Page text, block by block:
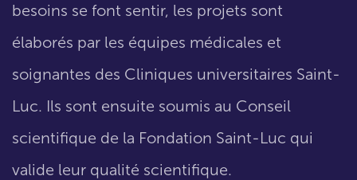
besoins se font sentir, les projets sont
élaborés par les équipes médicales et
soignantes des Cliniques universitaires Saint-
Luc. Ils sont ensuite soumis au Conseil
scientifique de la Fondation Saint-Luc qui
valide leur qualité scientifique.